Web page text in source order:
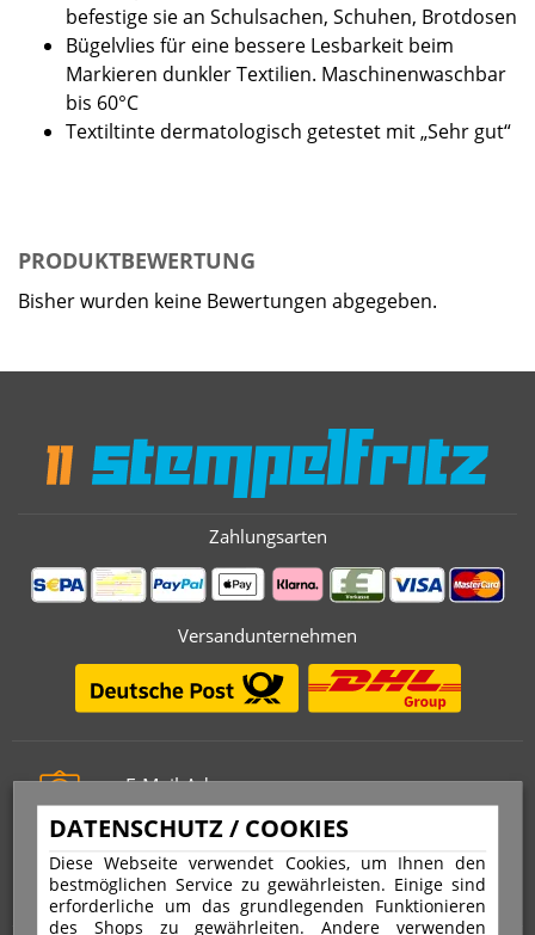
DATENSCHUTZ / COOKIES
Diese Webseite verwendet Cookies, um Ihnen den
bestmöglichen Service zu gewährleisten. Einige sind
erforderliche um das grundlegenden Funktionieren
des Shops zu gewährleiten. Andere verwenden
befestige sie an Schulsachen, Schuhen, Brotdosen
Bügelvlies für eine bessere Lesbarkeit beim
Markieren dunkler Textilien. Maschinenwaschbar
bis 60°C
Textiltinte dermatologisch getestet mit „Sehr gut“
PRODUKTBEWERTUNG
Bisher wurden keine Bewertungen abgegeben.
Zahlungsarten
Versandunternehmen
E-Mail-Adresse
info@stempelfritz.de
Telefon
0221 677 812 08